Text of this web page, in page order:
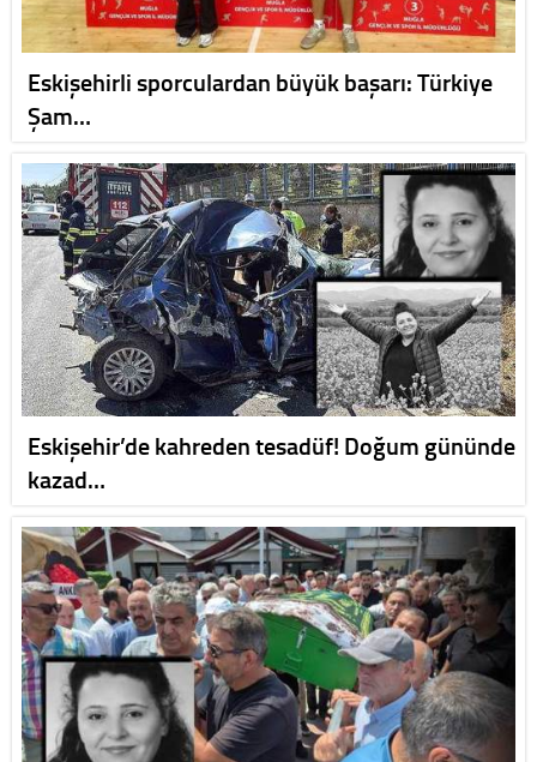
Eskişehirli sporculardan büyük başarı: Türkiye
Şam…
Eskişehir’de kahreden tesadüf! Doğum gününde
kazad…